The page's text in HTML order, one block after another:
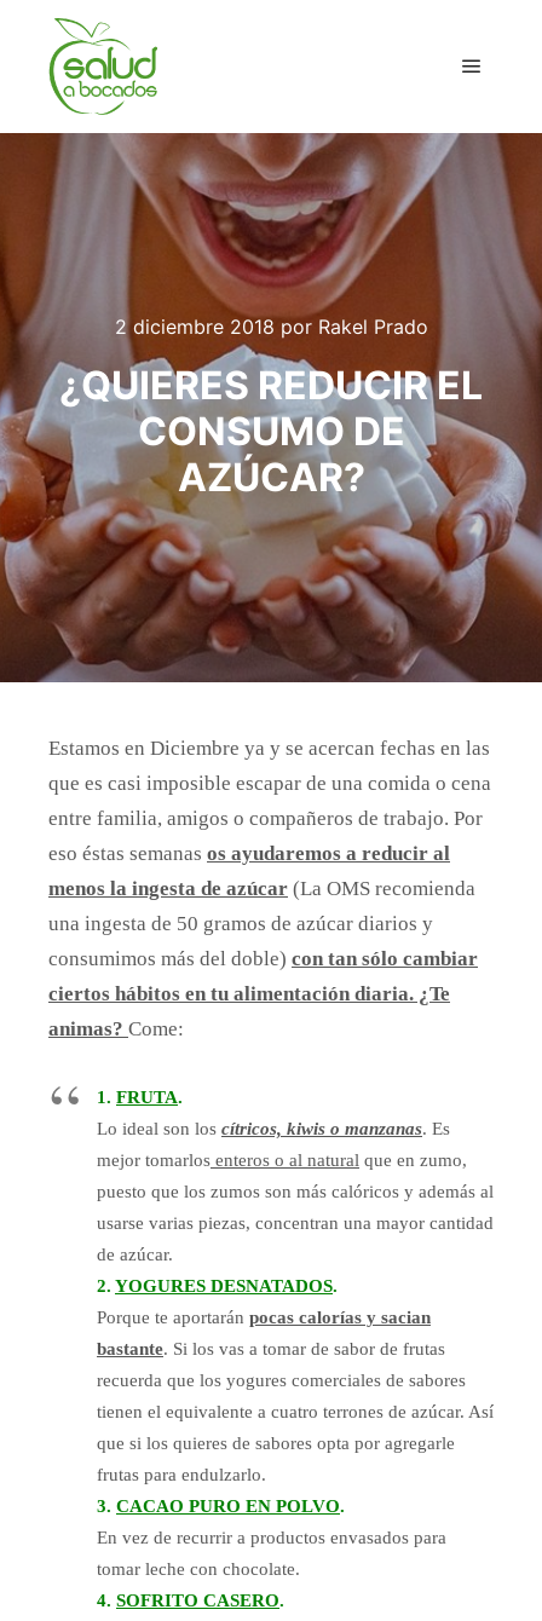
2 diciembre 2018 por Rakel Prado
¿QUIERES REDUCIR EL
CONSUMO DE
AZÚCAR?
Estamos en Diciembre ya y se acercan fechas en las
que es casi imposible escapar de una comida o cena
entre familia, amigos o compañeros de trabajo. Por
eso éstas semanas os ayudaremos a reducir al
menos la ingesta de azúcar (La OMS recomienda
una ingesta de 50 gramos de azúcar diarios y
consumimos más del doble) con tan sólo cambiar
ciertos hábitos en tu alimentación diaria. ¿Te
animas? Come:
1. FRUTA.
Lo ideal son los cítricos, kiwis o manzanas. Es
mejor tomarlos enteros o al natural que en zumo,
puesto que los zumos son más calóricos y además al
usarse varias piezas, concentran una mayor cantidad
de azúcar.
2. YOGURES DESNATADOS.
Porque te aportarán pocas calorías y sacian
bastante. Si los vas a tomar de sabor de frutas
recuerda que los yogures comerciales de sabores
tienen el equivalente a cuatro terrones de azúcar. Así
que si los quieres de sabores opta por agregarle
frutas para endulzarlo.
3. CACAO PURO EN POLVO.
En vez de recurrir a productos envasados para
tomar leche con chocolate.
4. SOFRITO CASERO.